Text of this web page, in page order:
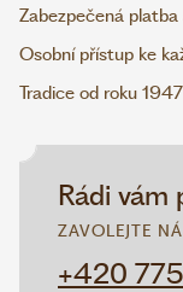
Rádi
ZAVOLEJTE
+420
Zabezpečená platba
Osobní přístup ke
Tradice od roku 1947